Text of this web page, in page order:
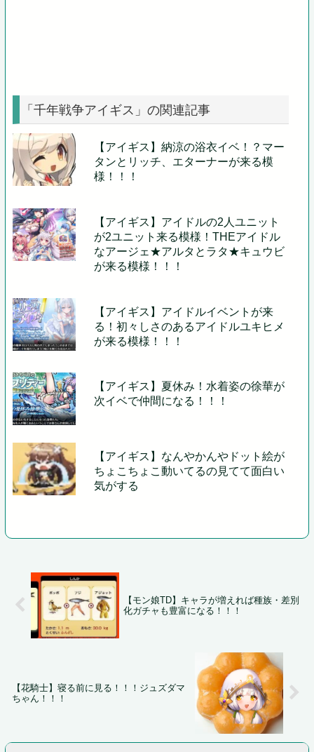
「千年戦争アイギス」の関連記事
【アイギス】納涼の浴衣イベ！？マー
タンとリッチ、エターナーが来る模
様！！！
【アイギス】アイドルの2人ユニット
が2ユニット来る模様！THEアイドル
なアージェ★アルタとラタ★キュウビ
が来る模様！！！
【アイギス】アイドルイベントが来
る！初々しさのあるアイドルユキヒメ
が来る模様！！！
【アイギス】夏休み！水着姿の徐華が
次イベで仲間になる！！！
【アイギス】なんやかんやドット絵が
ちょこちょこ動いてるの見てて面白い
気がする
【モン娘TD】キャラが増えれば種族・差別
化ガチャも豊富になる！！！
【花騎士】寝る前に見る！！！ジュズダマ
ちゃん！！！